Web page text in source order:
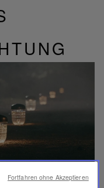
Fortfahren ohne Akzeptieren